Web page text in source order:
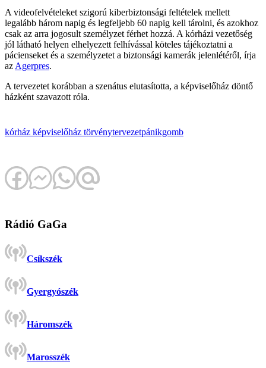
A videofelvételeket szigorú kiberbiztonsági feltételek mellett
legalább három napig és legfeljebb 60 napig kell tárolni, és azokhoz
csak az arra jogosult személyzet férhet hozzá. A kórházi vezetőség
jól látható helyen elhelyezett felhívással köteles tájékoztatni a
pácienseket és a személyzetet a biztonsági kamerák jelenlétéről, írja
az Agerpres.
A tervezetet korábban a szenátus elutasította, a képviselőház döntő
házként szavazott róla.
kórház képviselőház törvénytervezetpánikgomb
Rádió GaGa
Csíkszék
Gyergyószék
Háromszék
Marosszék